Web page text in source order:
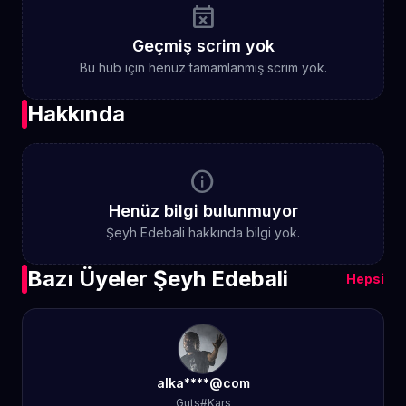
event_busy
Geçmiş scrim yok
Bu hub için henüz tamamlanmış scrim yok.
Hakkında
info
Henüz bilgi bulunmuyor
Şeyh Edebali hakkında bilgi yok.
Bazı Üyeler Şeyh Edebali Hepsi
alka****@com
Guts#Kars